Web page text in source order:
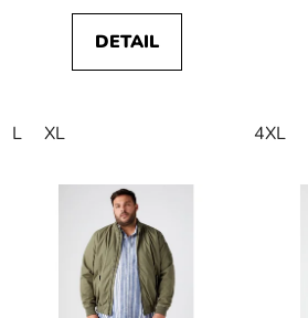
DETAIL
L XL 4XL